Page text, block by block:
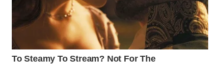
WAHANA
TANI
WAHANA
ADVOKAT